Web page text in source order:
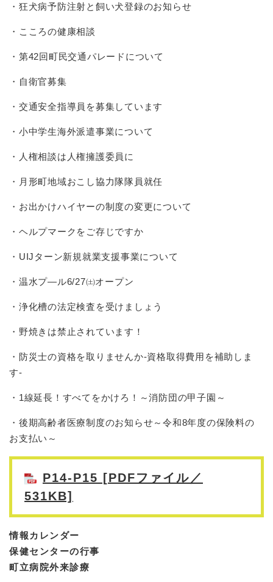
・狂犬病予防注射と飼い犬登録のお知らせ
・こころの健康相談
・第42回町民交通パレードについて
・自衛官募集
・交通安全指導員を募集しています
・小中学生海外派遣事業について
・人権相談は人権擁護委員に
・月形町地域おこし協力隊隊員就任
・お出かけハイヤーの制度の変更について
・ヘルプマークをご存じですか
・UIJターン新規就業支援事業について
・温水プ―ル6/27㈯オープン
・浄化槽の法定検査を受けましょう
・野焼きは禁止されています！
・防災士の資格を取りませんか-資格取得費用を補助しま
す-
・1線延長！すべてをかけろ！～消防団の甲子園～
・後期高齢者医療制度のお知らせ～令和8年度の保険料の
お支払い～
P14-P15 [PDFファイル／
531KB]
情報カレンダー
保健センターの行事
町立病院外来診療